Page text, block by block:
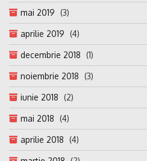
mai 2019 (3)
aprilie 2019 (4)
decembrie 2018 (1)
noiembrie 2018 (3)
iunie 2018 (2)
mai 2018 (4)
aprilie 2018 (4)